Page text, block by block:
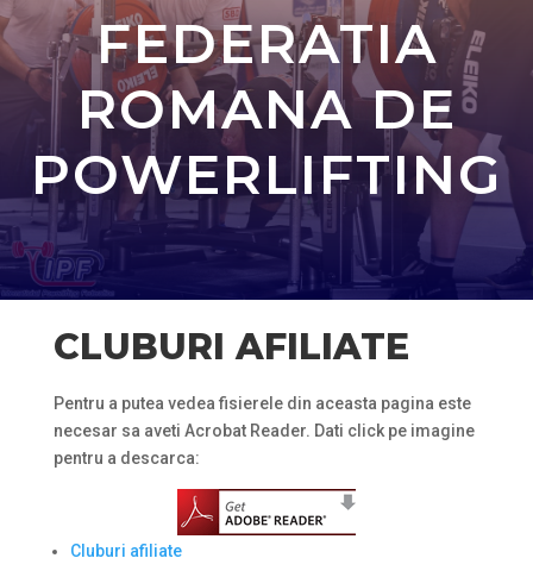
FEDERATIA
ROMANA DE
POWERLIFTING
CLUBURI AFILIATE
Pentru a putea vedea fisierele din aceasta pagina este
necesar sa aveti Acrobat Reader. Dati click pe imagine
pentru a descarca:
Cluburi afiliate